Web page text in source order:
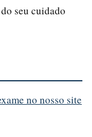
seu cuidado
no nosso site